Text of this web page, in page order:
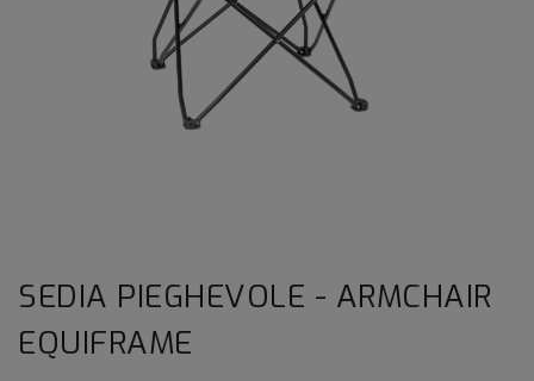
SEDIA PIEGHEVOLE - ARMCHAIR
EQUIFRAME